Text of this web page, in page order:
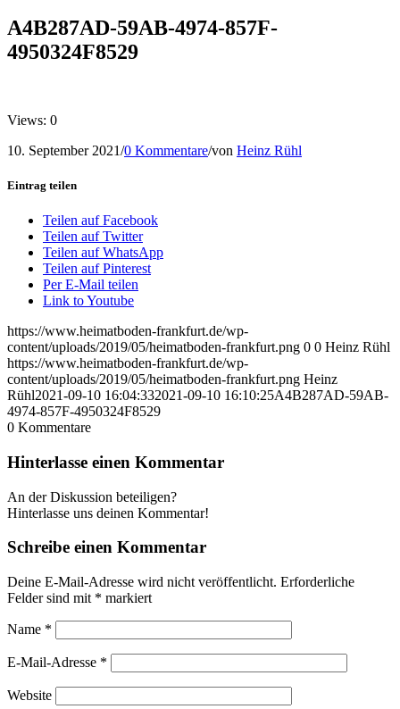
A4B287AD-59AB-4974-857F-
4950324F8529
Views: 0
10. September 2021/0 Kommentare/von Heinz Rühl
Eintrag teilen
Teilen auf Facebook
Teilen auf Twitter
Teilen auf WhatsApp
Teilen auf Pinterest
Per E-Mail teilen
Link to Youtube
https://www.heimatboden-frankfurt.de/wp-
content/uploads/2019/05/heimatboden-frankfurt.png 0 0 Heinz Rühl
https://www.heimatboden-frankfurt.de/wp-
content/uploads/2019/05/heimatboden-frankfurt.png Heinz
Rühl2021-09-10 16:04:332021-09-10 16:10:25A4B287AD-59AB-
4974-857F-4950324F8529
0 Kommentare
Hinterlasse einen Kommentar
An der Diskussion beteiligen?
Hinterlasse uns deinen Kommentar!
Schreibe einen Kommentar
Deine E-Mail-Adresse wird nicht veröffentlicht. Erforderliche
Felder sind mit * markiert
Name *
E-Mail-Adresse *
Website